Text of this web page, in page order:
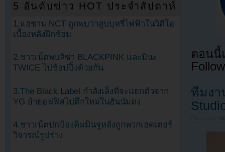
ตอนนี้
ทีมงา
5 อันดับข่าว HOT ประจำสัปดาห์
1.แฮชาน NCT ถูกพบว่าสูบบุหรี่ไฟฟ้าในวิดีโอ
เบื้องหลังฝึกซ้อม
2.ชาวเน็ตพบลิซ่า BLACKPINK และมินะ
TWICE ไปช้อปปิ้งด้วยกัน
3.The Black Label กำลังเล็งที่จะแยกตัวจาก
YG ย้ายอฟฟิศไปตึกใหม่ในฮันนัมดง
4.ชาวเน็ตปกป้องคิมมินจูหลังถูกพวกเฮดเตอร์
วิจารณ์รูปร่าง